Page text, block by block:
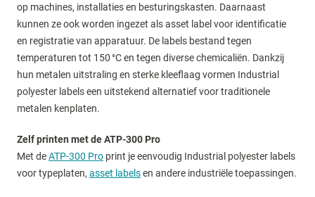
op machines, installaties en besturingskasten. Daarnaast
kunnen ze ook worden ingezet als asset label voor identificatie
en registratie van apparatuur. De labels bestand tegen
temperaturen tot 150 °C en tegen diverse chemicaliën. Dankzij
hun metalen uitstraling en sterke kleeflaag vormen Industrial
polyester labels een uitstekend alternatief voor traditionele
metalen kenplaten.
Zelf printen met de ATP-300 Pro
Met deATP-300 Pro print je eenvoudig Industrial polyester labels
voor typeplaten, asset labelsen andere industriële toepassingen.